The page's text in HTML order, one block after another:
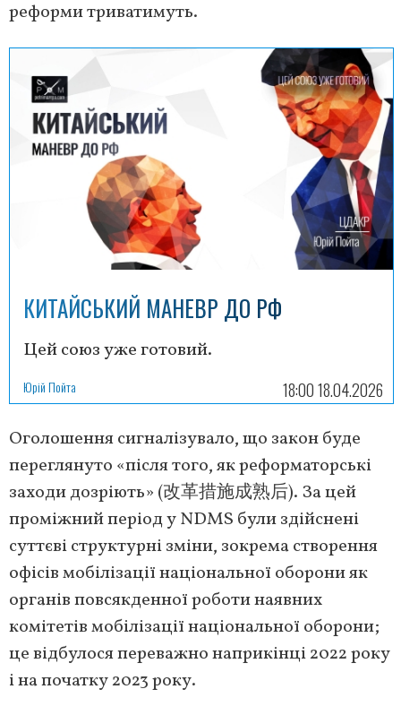
реформи триватимуть.
КИТАЙСЬКИЙ МАНЕВР ДО РФ
Цей союз уже готовий.
Юрій Пойта 18:00 18.04.2026
Оголошення сигналізувало, що закон буде
переглянуто «після того, як реформаторські
заходи дозріють» (改革措施成熟后). За цей
проміжний період у NDMS були здійснені
суттєві структурні зміни, зокрема створення
офісів мобілізації національної оборони як
органів повсякденної роботи наявних
комітетів мобілізації національної оборони;
це відбулося переважно наприкінці 2022 року
і на початку 2023 року.